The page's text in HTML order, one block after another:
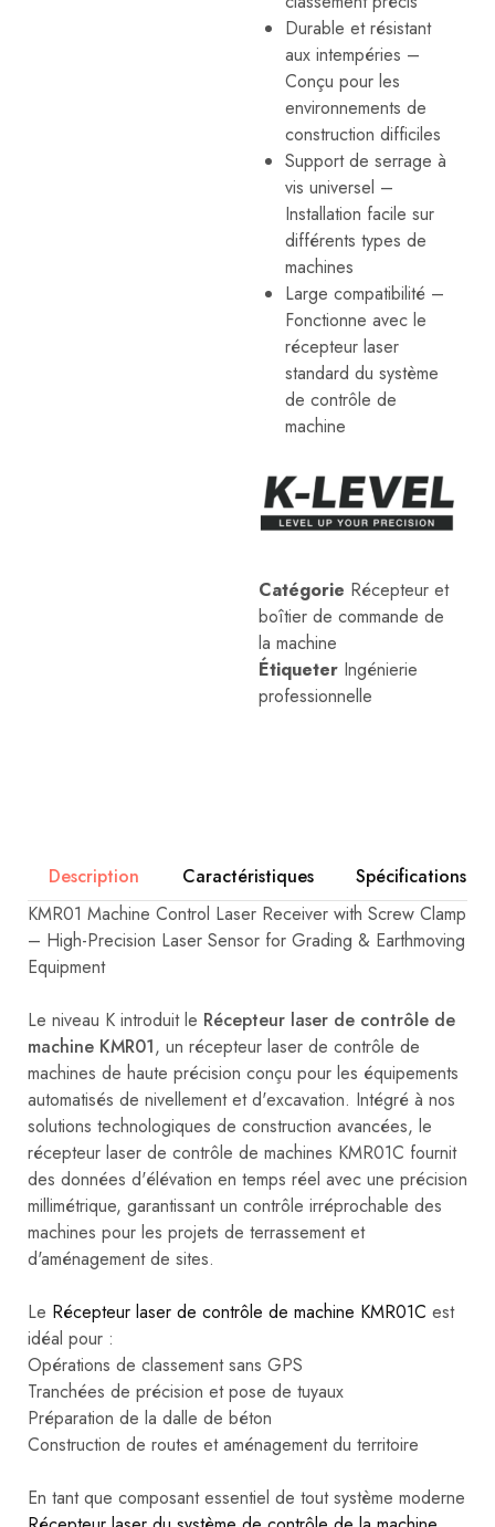
Durable et résistant
aux intempéries –
Conçu pour les
environnements de
construction difficiles
Support de serrage à
vis universel –
Installation facile sur
différents types de
machines
Large compatibilité –
Fonctionne avec le
récepteur laser
standard du système
de contrôle de
machine
Catégorie Récepteur et
boîtier de commande de
la machine
Étiqueter Ingénierie
professionnelle
Description Caractéristiques
Spécifications
KMR01 Machine Control Laser Receiver with Screw Clamp
– High-Precision Laser Sensor for Grading & Earthmoving
Equipment
Le niveau K introduit le Récepteur laser de contrôle de
machine KMR01, un récepteur laser de contrôle de
machines de haute précision conçu pour les équipements
automatisés de nivellement et d'excavation. Intégré à nos
solutions technologiques de construction avancées, le
récepteur laser de contrôle de machines KMR01C fournit
des données d'élévation en temps réel avec une précision
millimétrique, garantissant un contrôle irréprochable des
machines pour les projets de terrassement et
d'aménagement de sites.
Le Récepteur laser de contrôle de machine KMR01C est
idéal pour :
Opérations de classement sans GPS
Tranchées de précision et pose de tuyaux
Préparation de la dalle de béton
Construction de routes et aménagement du territoire
En tant que composant essentiel de tout système moderne